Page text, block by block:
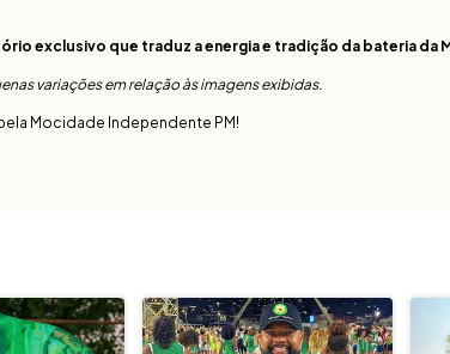
exclusivo que traduz a energia e tradição da bateria da
variações em relação às imagens exibidas.
Mocidade Independente PM!